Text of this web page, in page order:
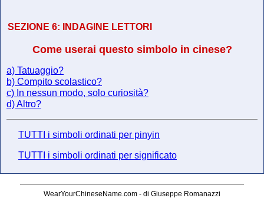
SEZIONE 6: INDAGINE LETTORI
Come userai questo simbolo in cinese?
a) Tatuaggio?
b) Compito scolastico?
c) In nessun modo, solo curiosità?
d) Altro?
TUTTI i simboli ordinati per pinyin
TUTTI i simboli ordinati per significato
WearYourChineseName.com - di Giuseppe Romanazzi